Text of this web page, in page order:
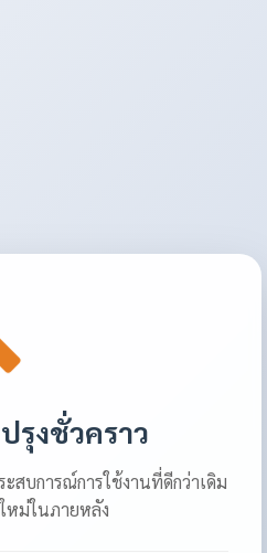
รุงชั่วคราว
สบการณ์การใช้งานที่ดีกว่าเดิม
หม่ในภายหลัง